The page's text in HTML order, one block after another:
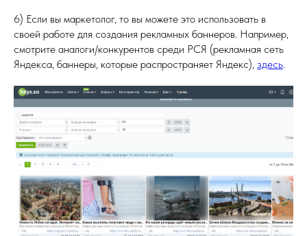
6) Если вы маркетолог, то вы можете это использовать в
своей работе для создания рекламных баннеров. Например,
смотрите аналоги/конкурентов среди РСЯ (рекламная сеть
Яндекса, баннеры, которые распространяет Яндекс), здесь